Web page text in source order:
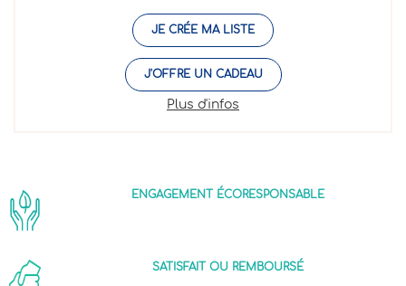
JE CRÉE MA LISTE
J'OFFRE UN CADEAU
Plus d'infos
ENGAGEMENT ÉCORESPONSABLE
SATISFAIT OU REMBOURSÉ